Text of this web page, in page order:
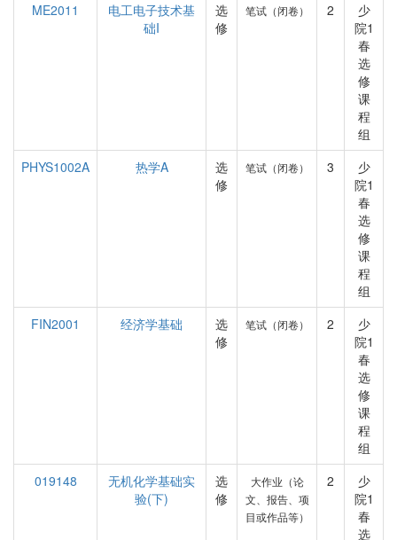
ME2011
电工电子技术基
础I
选
修
笔试（闭卷） 2
少
院1
春
选
修
课
程
组
PHYS1002A
热学A
选
修
笔试（闭卷） 3
少
院1
春
选
修
课
程
组
FIN2001
经济学基础
选
修
笔试（闭卷） 2
少
院1
春
选
修
课
程
组
019148
无机化学基础实
验(下)
选
修
大作业（论
文、报告、项
目或作品等）
2
少
院1
春
选